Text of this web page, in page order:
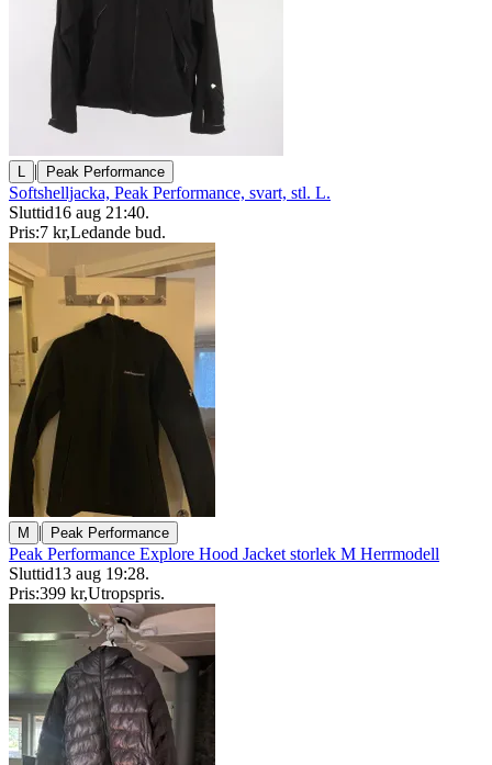
L | Peak Performance
Softshelljacka, Peak Performance, svart, stl. L.
Sluttid16 aug 21:40.
Pris:7 kr,Ledande bud.
M | Peak Performance
Peak Performance Explore Hood Jacket storlek M Herrmodell
Sluttid13 aug 19:28.
Pris:399 kr,Utropspris.